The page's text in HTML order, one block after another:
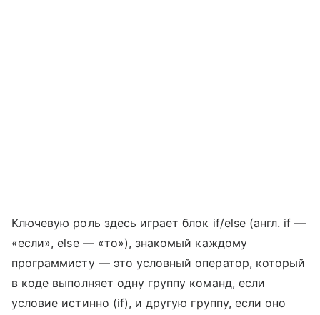
Ключевую роль здесь играет блок if/else (англ. if —
«если», else — «то»), знакомый каждому
программисту — это условный оператор, который
в коде выполняет одну группу команд, если
условие истинно (if), и другую группу, если оно